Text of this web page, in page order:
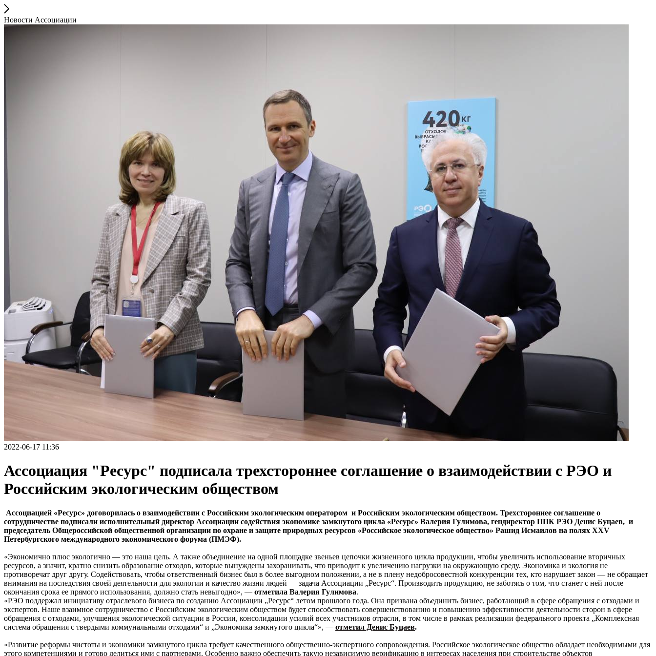
Новости Ассоциации
2022-06-17 11:36
Ассоциация "Ресурс" подписала трехстороннее соглашение о взаимодействии с РЭО и
Российским экологическим обществом
Ассоциацией «Ресурс» договорилась о взаимодействии с Российским экологическим оператором и Российским экологическим обществом. Трехстороннее соглашение о
сотрудничестве подписали исполнительный директор Ассоциации содействия экономике замкнутого цикла «Ресурс» Валерия Гулимова, гендиректор ППК РЭО Денис Буцаев, и
председатель Общероссийской общественной организации по охране и защите природных ресурсов «Российское экологическое общество» Рашид Исмаилов на полях XXV
Петербургского международного экономического форума (ПМЭФ).
«Экономично плюс экологично — это наша цель. А также объединение на одной площадке звеньев цепочки жизненного цикла продукции, чтобы увеличить использование вторичных
ресурсов, а значит, кратно снизить образование отходов, которые вынуждены захоранивать, что приводит к увеличению нагрузки на окружающую среду. Экономика и экология не
противоречат друг другу. Содействовать, чтобы ответственный бизнес был в более выгодном положении, а не в плену недобросовестной конкуренции тех, кто нарушает закон — не обращает
внимания на последствия своей деятельности для экологии и качество жизни людей — задача Ассоциации „Ресурс“. Производить продукцию, не заботясь о том, что станет с ней после
окончания срока ее прямого использования, должно стать невыгодно», — отметила Валерия Гулимова.
«РЭО поддержал инициативу отраслевого бизнеса по созданию Ассоциации „Ресурс“ летом прошлого года. Она призвана объединить бизнес, работающий в сфере обращения с отходами и
экспертов. Наше взаимное сотрудничество с Российским экологическим обществом будет способствовать совершенствованию и повышению эффективности деятельности сторон в сфере
обращения с отходами, улучшения экологической ситуации в России, консолидации усилий всех участников отрасли, в том числе в рамках реализации федерального проекта „Комплексная
система обращения с твердыми коммунальными отходами“ и „Экономика замкнутого цикла“», — отметил Денис Буцаев.
«Развитие реформы чистоты и экономики замкнутого цикла требует качественного общественно-экспертного сопровождения. Российское экологическое общество обладает необходимыми для
этого компетенциями и готово делиться ими с партнерами. Особенно важно обеспечить такую независимую верификацию в интересах населения при строительстве объектов